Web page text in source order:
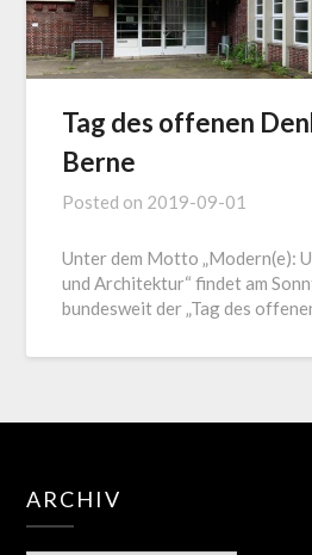
Tag des offenen
Berne
Posted on 2019-09-01
Unter dem Motto „Modern(e):
und Architektur“ findet am
bundesweit der „Tag des
ARCHIV